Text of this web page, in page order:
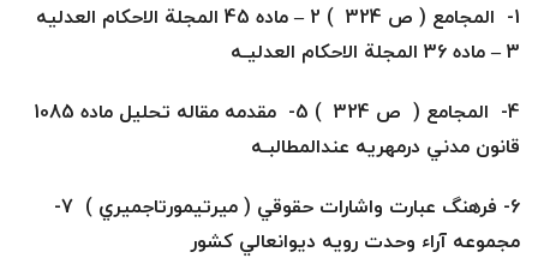
1- المجامع ( ص 324 ) 2 – ماده 45 المجلة الاحكام العدليه
3 – ماده 36 المجلة الاحكام العدليـه
4- المجامع ( ص 324 ) 5- مقدمه مقاله تحليل ماده 1085
قانون مدني درمهريه عندالمطالبـه
6- فرهنگ عبارت واشارات حقوقي
(
ميرتيمورتاجميري ) 7-
مجموعه آراء وحدت رويه ديوانعالي كشور